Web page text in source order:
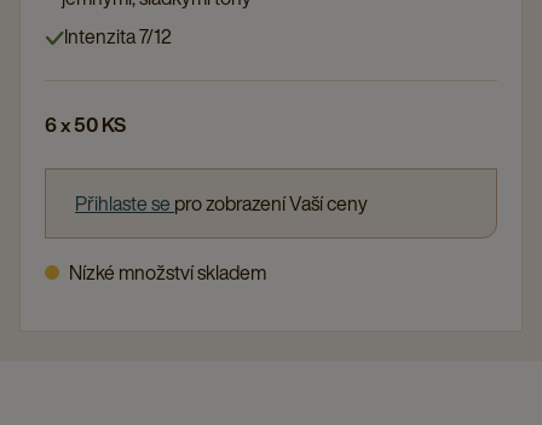
Intenzita 7/12
6 x 50 KS
Přihlaste se pro zobrazení Vaší ceny
Nízké množství skladem